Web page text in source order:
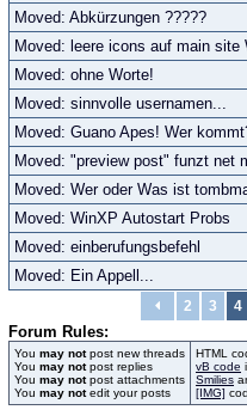
Moved: Abkürzungen ?????
Moved: leere icons auf main site
Moved: ohne Worte!
Moved: sinnvolle usernamen...
Moved: Guano Apes! Wer
Moved: "preview post" funzt net
Moved: Wer oder Was ist
Moved: WinXP Autostart Probs
Moved: einberufungsbefehl
Moved: Ein Appell...
2 3 4
Forum Rules:
You may notpost new threads
You may notpost replies
You may notpost attachments
You may notedit your posts
HTML
vB code
Smilies
[IMG]